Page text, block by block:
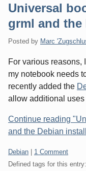
Universal
grml and
Posted by Marc
For various reasons,
my notebook needs
recently added the
allow additional uses
Continue reading
and the Debian
Categories:
Debian
1 Comment
Defined tags for this entry: